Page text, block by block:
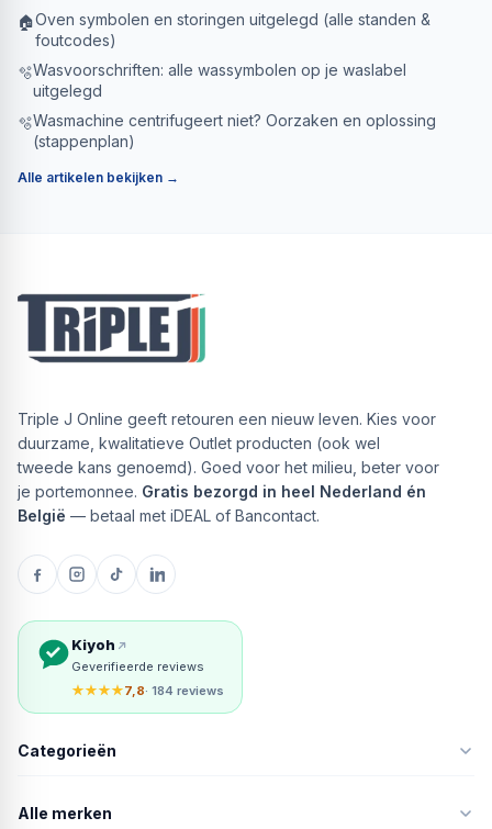
🏠Oven symbolen en storingen uitgelegd (alle standen &
foutcodes)
🫧Wasvoorschriften: alle wassymbolen op je waslabel
uitgelegd
🫧Wasmachine centrifugeert niet? Oorzaken en oplossing
(stappenplan)
Alle artikelen bekijken →
Triple J Online geeft retouren een nieuw leven. Kies voor
duurzame, kwalitatieve Outlet producten (ook wel
tweede kans genoemd). Goed voor het milieu, beter voor
je portemonnee. Gratis bezorgd in heel Nederland én
België — betaal met iDEAL of Bancontact.
Kiyoh
Geverifieerde reviews
★★★★7,8· 184 reviews
Categorieën
Alle merken